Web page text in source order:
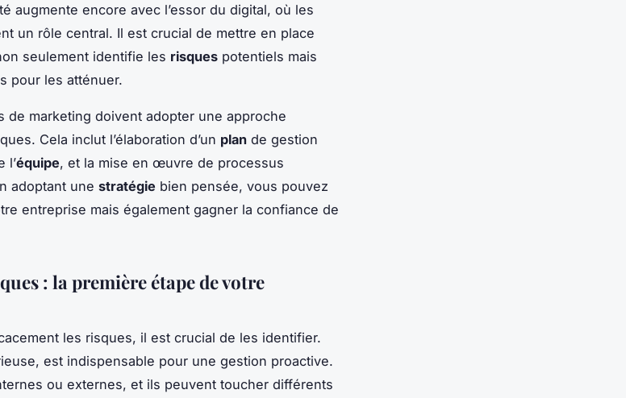
augmente encore avec l’essor du digital, où les
un rôle central. Il est crucial de mettre en place
seulement identifie les risques potentiels mais
pour les atténuer.
de marketing doivent adopter une approche
Cela inclut l’élaboration d’un plan de gestion
l’équipe, et la mise en œuvre de processus
adoptant une stratégie bien pensée, vous pouvez
entreprise mais également gagner la confiance de
: la première étape de votre
les risques, il est crucial de les identifier.
est indispensable pour une gestion proactive.
ou externes, et ils peuvent toucher différents